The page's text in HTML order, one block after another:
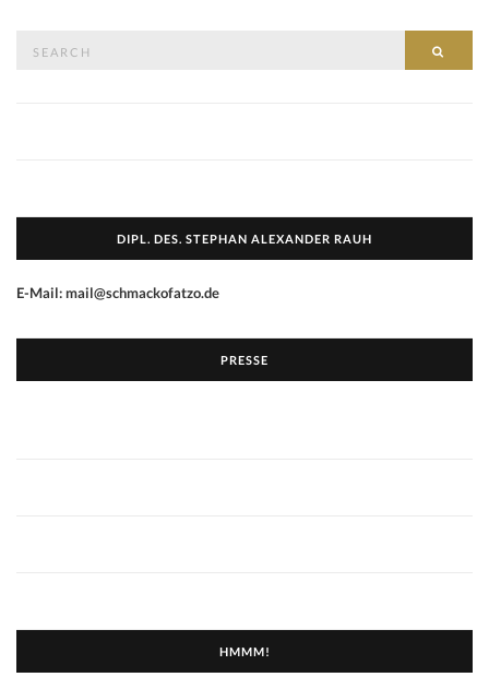
DIPL. DES. STEPHAN ALEXANDER RAUH
E-Mail: mail@schmackofatzo.de
PRESSE
HMMM!